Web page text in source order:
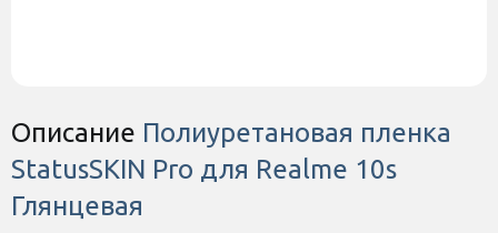
Описание Полиуретановая пленка
StatusSKIN Pro для Realme 10s
Глянцевая